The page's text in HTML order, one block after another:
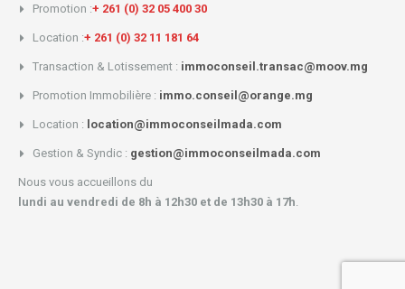
Promotion :+ 261 (0) 32 05 400 30
Location :+ 261 (0) 32 11 181 64
Transaction & Lotissement : immoconseil.transac@moov.mg
Promotion Immobilière : immo.conseil@orange.mg
Location : location@immoconseilmada.com
Gestion & Syndic : gestion@immoconseilmada.com
Nous vous accueillons du
lundi au vendredi de 8h à 12h30 et de 13h30 à 17h